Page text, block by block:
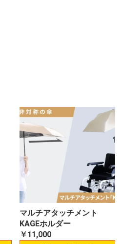
マルチアタッチメント
KAGEホルダー
￥11,000